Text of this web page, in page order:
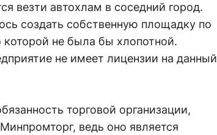
везти автохлам в соседний город.
создать собственную площадку по
не была бы хлопотной.
не имеет лицензии на данный
торговой организации,
ведь оно является